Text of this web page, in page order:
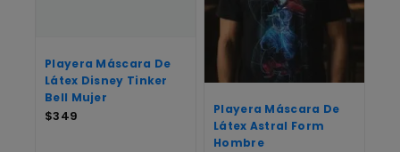
Playera Máscara De
Látex Disney Tinker
Bell Mujer
$349
Playera Máscara De
Látex Astral Form
Hombre